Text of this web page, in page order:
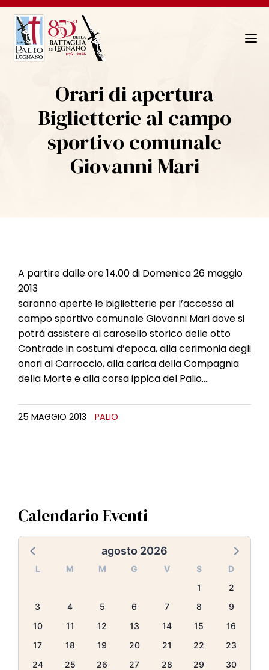
N
Orari di apertura
Biglietterie al campo
sportivo comunale
Giovanni Mari
A partire dalle ore 14.00 di Domenica 26 maggio
2013
saranno aperte le biglietterie per l’accesso al
campo sportivo comunale Giovanni Mari dove si
potrà assistere al carosello storico delle otto
Contrade in costumi d’epoca, alla cerimonia degli
onori al Carroccio, alla carica della Compagnia
della Morte e alla corsa ippica del Palio….
25 MAGGIO 2013 PALIO
Calendario Eventi
agosto 2026
L M M G V S
D
1
2
3
4 5 6 7 8
9
10
11 12 13 14 15
16
17
18 19 20 21 22
23
24
25 26 27 28 29
30